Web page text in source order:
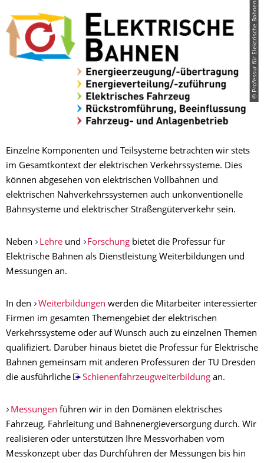
© Professur für Elektrische Bahnen
Einzelne Komponenten und Teilsysteme betrachten wir stets
im Gesamtkontext der elektrischen Verkehrssysteme. Dies
können abgesehen von elektrischen Vollbahnen und
elektrischen Nahverkehrssystemen auch unkonventionelle
Bahnsysteme und elektrischer Straßengüterverkehr sein.
Neben Lehreund Forschung bietet die Professur für
Elektrische Bahnen als Dienstleistung Weiterbildungen und
Messungen an.
In den Weiterbildungen werden die Mitarbeiter interessierter
Firmen im gesamten Themengebiet der elektrischen
Verkehrssysteme oder auf Wunsch auch zu einzelnen Themen
qualifiziert. Darüber hinaus bietet die Professur für Elektrische
Bahnen gemeinsam mit anderen Professuren der TU Dresden
die ausführliche
Schienenfahrzeugweiterbildungan.
Messungen führen wir in den Domänen elektrisches
Fahrzeug, Fahrleitung und Bahnenergieversorgung durch. Wir
realisieren oder unterstützen Ihre Messvorhaben vom
Messkonzept über das Durchführen der Messungen bis hin